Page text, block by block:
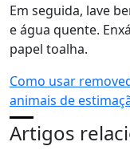
Em seguida, lave
e água quente.
papel toalha.
Como usar
animais de
Artigos